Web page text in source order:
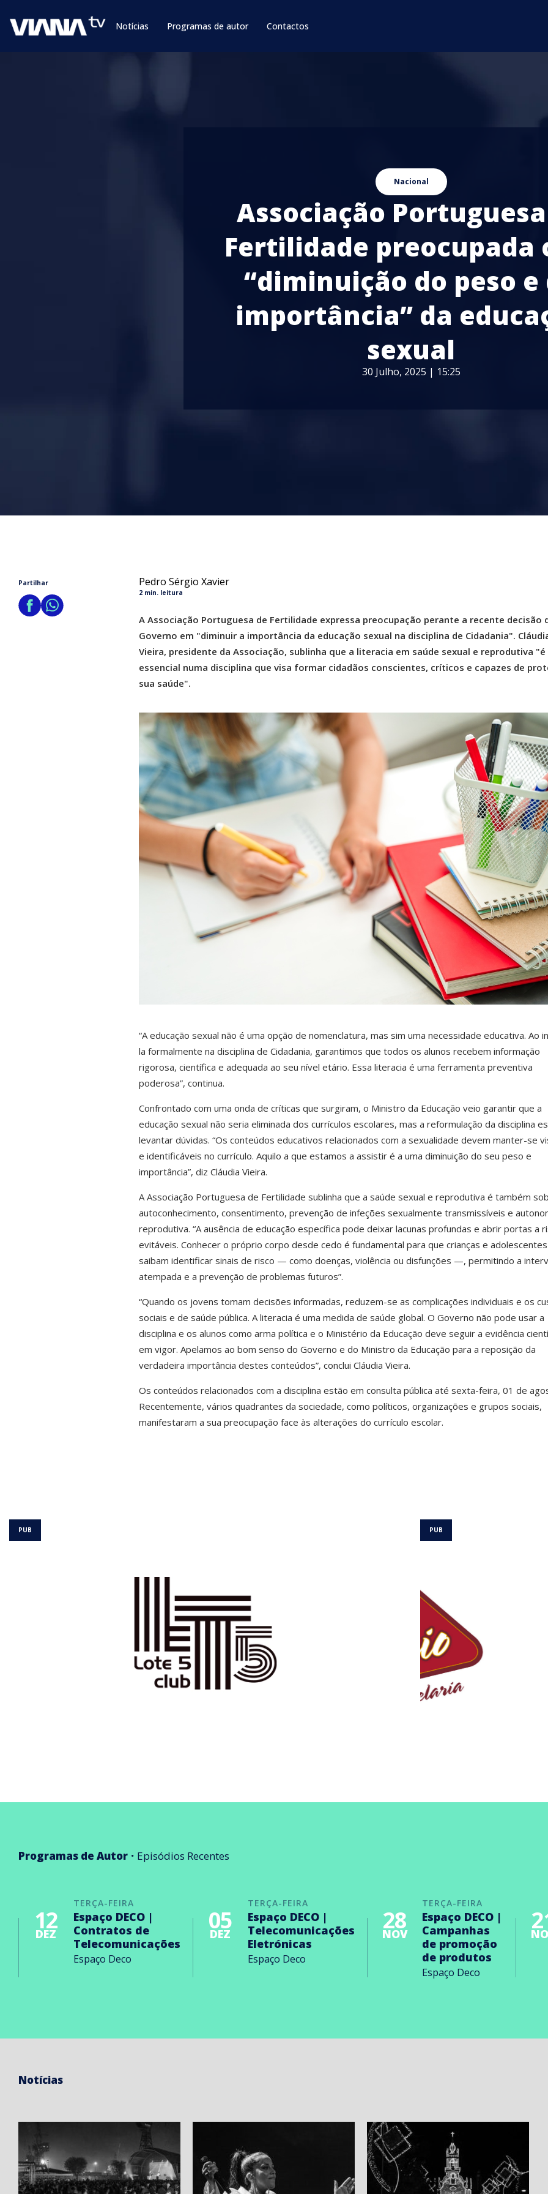
Notícias Programas de autor Contactos
Nacional
Associação
Fertilidade preocupada
“diminuição do peso e
importância” da
sexual
30 Julho, 2025 | 15:25
Partilhar Pedro Sérgio Xavier
2 min. leitura
A Associação Portuguesa de Fertilidade expressa preocupação perante a recente decisão
Governo em "diminuir a importância da educação sexual na disciplina de Cidadania".
Vieira, presidente da Associação, sublinha que a literacia em saúde sexual e reprodutiva "é
essencial numa disciplina que visa formar cidadãos conscientes, críticos e capazes de
sua saúde".
“A educação sexual não é uma opção de nomenclatura, mas sim uma necessidade educativa. Ao
la formalmente na disciplina de Cidadania, garantimos que todos os alunos recebem informação
rigorosa, científica e adequada ao seu nível etário. Essa literacia é uma ferramenta preventiva
poderosa”, continua.
Confrontado com uma onda de críticas que surgiram, o Ministro da Educação veio garantir que a
educação sexual não seria eliminada dos currículos escolares, mas a reformulação da disciplina
levantar dúvidas. “Os conteúdos educativos relacionados com a sexualidade devem manter-se
e identificáveis no currículo. Aquilo a que estamos a assistir é a uma diminuição do seu peso e
importância”, diz Cláudia Vieira.
A Associação Portuguesa de Fertilidade sublinha que a saúde sexual e reprodutiva é também
autoconhecimento, consentimento, prevenção de infeções sexualmente transmissíveis e
reprodutiva. “A ausência de educação específica pode deixar lacunas profundas e abrir portas a
evitáveis. Conhecer o próprio corpo desde cedo é fundamental para que crianças e adolescentes
saibam identificar sinais de risco — como doenças, violência ou disfunções —, permitindo a
atempada e a prevenção de problemas futuros”.
“Quando os jovens tomam decisões informadas, reduzem-se as complicações individuais e os
sociais e de saúde pública. A literacia é uma medida de saúde global. O Governo não pode usar a
disciplina e os alunos como arma política e o Ministério da Educação deve seguir a evidência
em vigor. Apelamos ao bom senso do Governo e do Ministro da Educação para a reposição da
verdadeira importância destes conteúdos”, conclui Cláudia Vieira.
Os conteúdos relacionados com a disciplina estão em consulta pública até sexta-feira, 01 de
Recentemente, vários quadrantes da sociedade, como políticos, organizações e grupos sociais,
manifestaram a sua preocupação face às alterações do currículo escolar.
Programas de Autor Episódios Recentes
TERÇA-FEIRA
12
DEZ
Espaço DECO |
Contratos de
Telecomunicações
Espaço Deco
TERÇA-FEIRA
05
DEZ
Espaço DECO |
Telecomunicações
Eletrónicas
Espaço Deco
TERÇA-FEIRA
28
NOV
Espaço DECO |
Campanhas
de promoção
de produtos
Espaço Deco
Notícias